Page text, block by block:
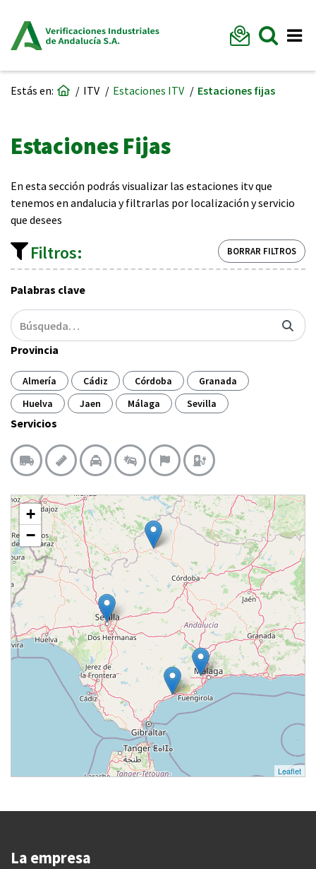
Estás en: Ir a página de inicio
ITV Estaciones ITV Estaciones fijas
Estaciones Fijas
En esta sección podrás visualizar las estaciones itv que
tenemos en andalucia y filtrarlas por localización y servicio
que desees
Filtros: BORRAR FILTROS
Palabras clave
Provincia
Almería Cádiz Córdoba
Granada
Huelva
Jaen Málaga Sevilla
Servicios
+
−
Leaflet
La empresa